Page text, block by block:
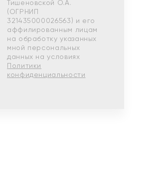
Тишеновской О.А.
(ОГРНИП
321435000026563) и его
аффилированным лицам
на обработку указанных
мной персональных
данных на условиях
Политики
конфиденциальности